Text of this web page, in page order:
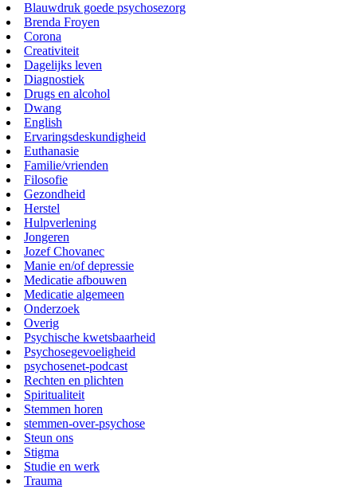
Blauwdruk goede psychosezorg
Brenda Froyen
Corona
Creativiteit
Dagelijks leven
Diagnostiek
Drugs en alcohol
Dwang
English
Ervaringsdeskundigheid
Euthanasie
Familie/vrienden
Filosofie
Gezondheid
Herstel
Hulpverlening
Jongeren
Jozef Chovanec
Manie en/of depressie
Medicatie afbouwen
Medicatie algemeen
Onderzoek
Overig
Psychische kwetsbaarheid
Psychosegevoeligheid
psychosenet-podcast
Rechten en plichten
Spiritualiteit
Stemmen horen
stemmen-over-psychose
Steun ons
Stigma
Studie en werk
Trauma